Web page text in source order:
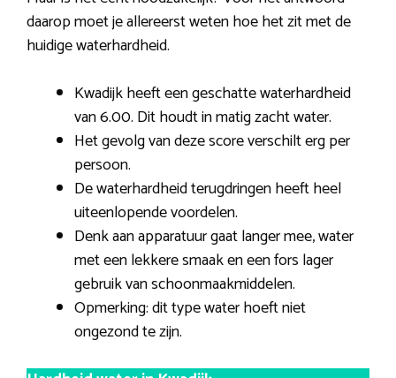
daarop moet je allereerst weten hoe het zit met de
huidige waterhardheid.
Kwadijk heeft een geschatte waterhardheid
van 6.00. Dit houdt in matig zacht water.
Het gevolg van deze score verschilt erg per
persoon.
De waterhardheid terugdringen heeft heel
uiteenlopende voordelen.
Denk aan apparatuur gaat langer mee, water
met een lekkere smaak en een fors lager
gebruik van schoonmaakmiddelen.
Opmerking: dit type water hoeft niet
ongezond te zijn.